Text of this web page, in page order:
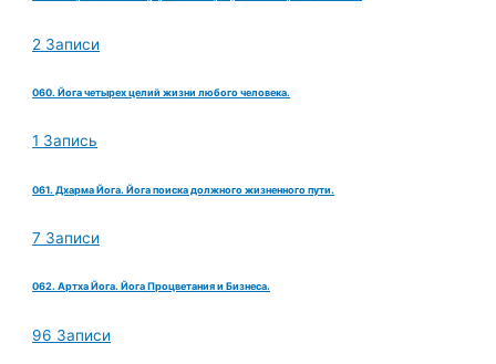
2 Записи
060. Йога четырех целий жизни любого человека.
1 Запись
061. Дхарма Йога. Йога поиска должного жизненного пути.
7 Записи
062. Артха Йога. Йога Процветания и Бизнеса.
96 Записи